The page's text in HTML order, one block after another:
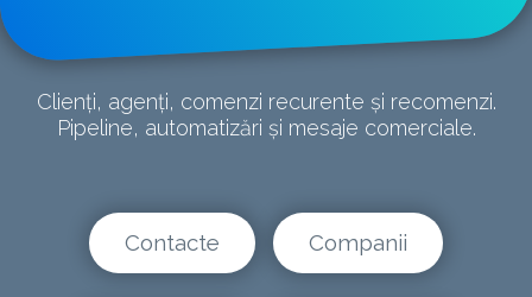
Clienți, agenți, comenzi recurente și recomenzi.
Pipeline, automatizări și mesaje comerciale.
Contacte Companii